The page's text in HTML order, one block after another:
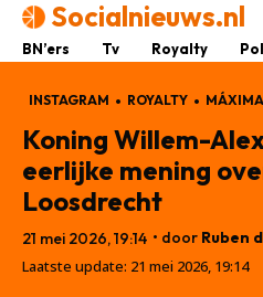
Socialnieuws.nl
BN’ers Tv Royalty
INSTAGRAM ROYALTY MÁXIMA
Koning Willem-
eerlijke mening
Loosdrecht
21 mei 2026, 19:14 • door Ruben
Laatste update: 21 mei 2026, 19:14